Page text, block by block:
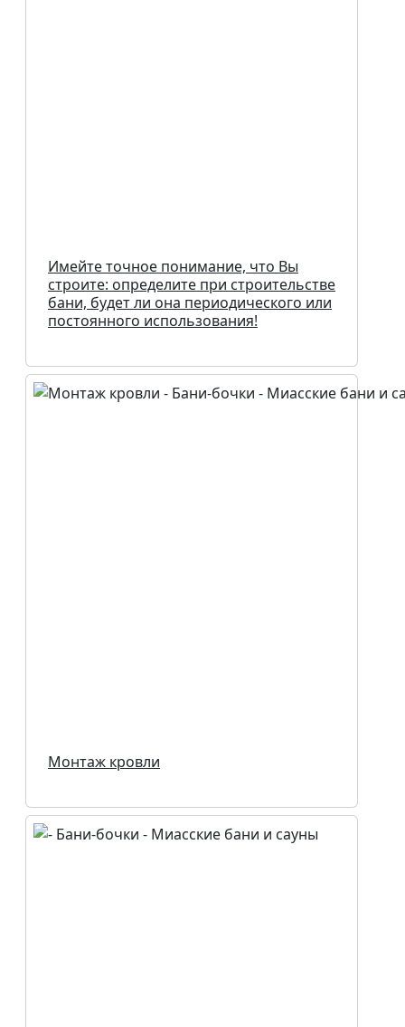
Имейте точное понимание, что Вы
строите: определите при строительстве
бани, будет ли она периодического или
постоянного использования!
Монтаж кровли